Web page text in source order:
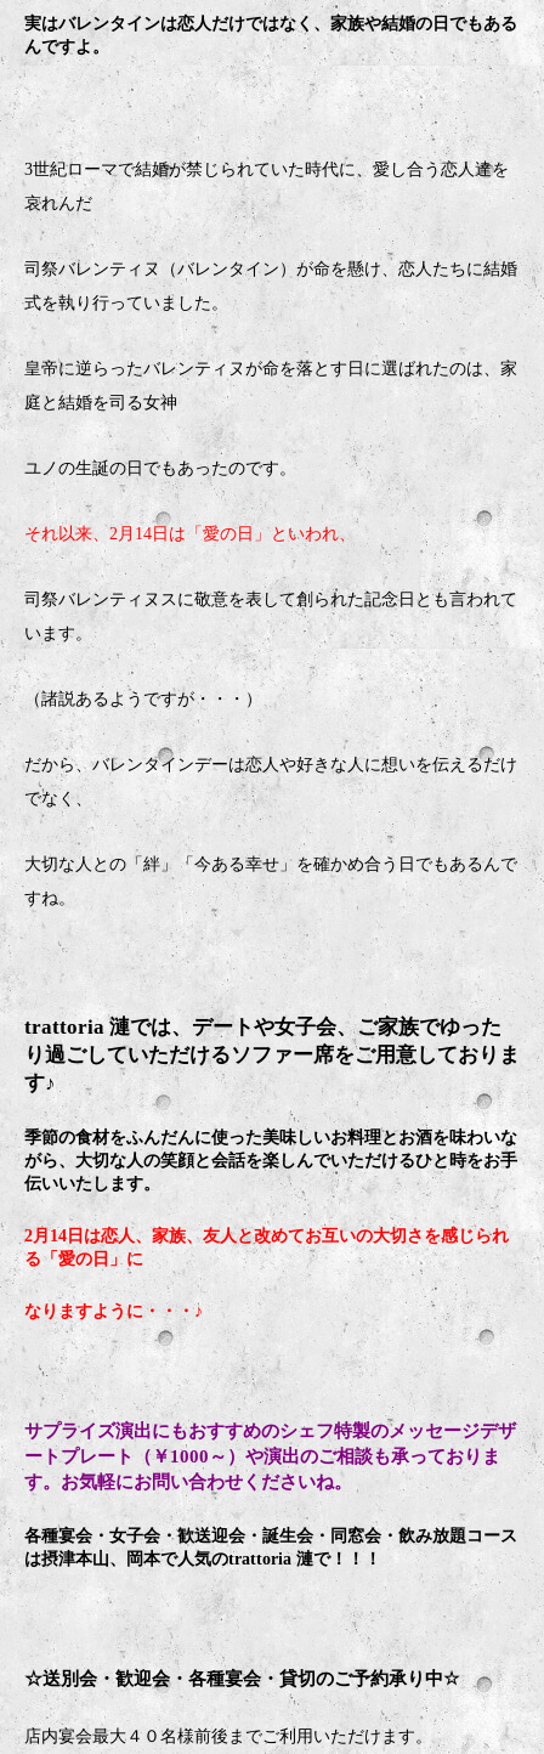
実はバレンタインは恋人だけではなく、家族や結婚の日でもある
んですよ。
3世紀ローマで結婚が禁じられていた時代に、愛し合う恋人達を
哀れんだ
司祭バレンティヌ（バレンタイン）が命を懸け、恋人たちに結婚
式を執り行っていました。
皇帝に逆らったバレンティヌが命を落とす日に選ばれたのは、家
庭と結婚を司る女神
ユノの生誕の日でもあったのです。
それ以来、2月14日は「愛の日」といわれ、
司祭バレンティヌスに敬意を表して創られた記念日とも言われて
います。
（諸説あるようですが・・・）
だから、バレンタインデーは恋人や好きな人に想いを伝えるだけ
でなく、
大切な人との「絆」「今ある幸せ」を確かめ合う日でもあるんで
すね。
trattoria 漣では、デートや女子会、ご家族でゆった
り過ごしていただけるソファー席をご用意しておりま
す♪
季節の食材をふんだんに使った美味しいお料理とお酒を味わいな
がら、大切な人の笑顔と会話を楽しんでいただけるひと時をお手
伝いいたします。
2月14日は恋人、家族、友人と改めてお互いの大切さを感じられ
る「愛の日」に
なりますように・・・♪
サプライズ演出にもおすすめのシェフ特製のメッセージデザ
ートプレート（￥1000～）や演出のご相談も承っておりま
す。お気軽にお問い合わせくださいね。
各種宴会・女子会・歓送迎会・誕生会・同窓会・飲み放題コース
は摂津本山、岡本で人気のtrattoria 漣で！！！
☆送別会・歓迎会・ 各種宴会・貸切のご予約承り中☆
店内宴会最大４０名様前後までご利用いただけます。